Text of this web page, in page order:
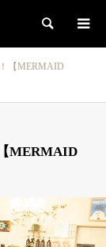
検索
【MERMAID
MERMAID